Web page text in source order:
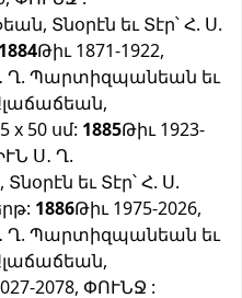
Տնօրէն եւ Տէր՝ Հ. Ս.
1884Թիւ 1871-1922,
Ղ. Պարտիզպանեան եւ
50 սմ: 1885Թիւ 1923-
Ս․ Ղ.
եւ Տէր՝ Հ. Ս.
1886Թիւ 1975-2026,
Ղ. Պարտիզպանեան եւ
2078, ՓՈՒՆՋ :